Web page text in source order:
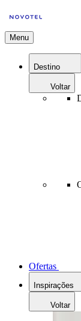
Menu
Destino
Voltar
Ofertas
Inspirações
Voltar